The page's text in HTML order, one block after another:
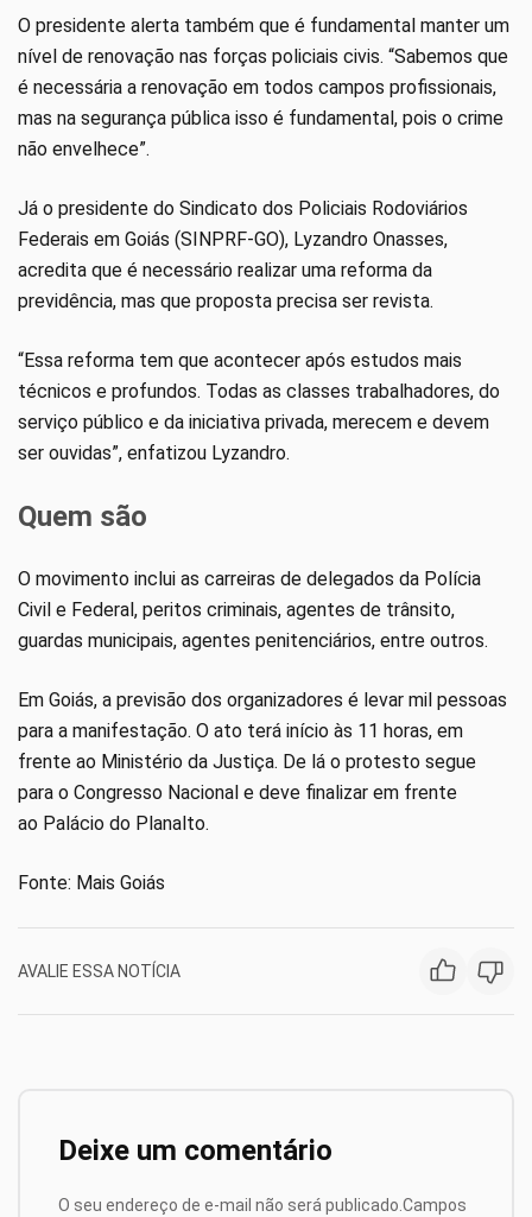
O presidente alerta também que é fundamental manter um
nível de renovação nas forças policiais civis. “Sabemos que
é necessária a renovação em todos campos profissionais,
mas na segurança pública isso é fundamental, pois o crime
não envelhece”.
Já o presidente do Sindicato dos Policiais Rodoviários
Federais em Goiás (SINPRF-GO), Lyzandro Onasses,
acredita que é necessário realizar uma reforma da
previdência, mas que proposta precisa ser revista.
“Essa reforma tem que acontecer após estudos mais
técnicos e profundos. Todas as classes trabalhadores, do
serviço público e da iniciativa privada, merecem e devem
ser ouvidas”, enfatizou Lyzandro.
Quem são
O movimento inclui as carreiras de delegados da Polícia
Civil e Federal, peritos criminais, agentes de trânsito,
guardas municipais, agentes penitenciários, entre outros.
Em Goiás, a previsão dos organizadores é levar mil pessoas
para a manifestação. O ato terá início às 11 horas, em
frente ao Ministério da Justiça. De lá o protesto segue
para o Congresso Nacional e deve finalizar em frente
ao Palácio do Planalto.
Fonte: Mais Goiás
AVALIE ESSA NOTÍCIA
Deixe um comentário
O seu endereço de e-mail não será publicado. Campos